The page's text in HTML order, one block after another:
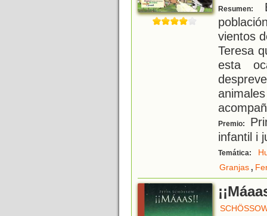
Resumen:
vientos
Teresa
esta
Premio:
infantil i
Temática:
Granjas,